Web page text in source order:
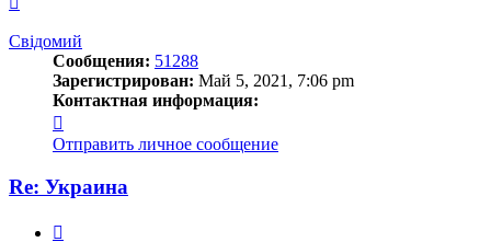
началу
Свідомий
Сообщения: 51288
Зарегистрирован: Май 5, 2021, 7:06 pm
Контактная информация:
информация
пользователя
Отправить личное сообщение
Re: Украина